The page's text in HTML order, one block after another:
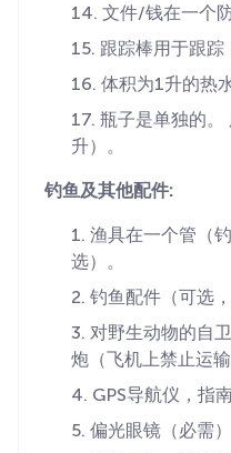
文件/钱在一个
跟踪棒用于跟踪
体积为1升的热
瓶子是单独的
升）。
钓鱼及其他配件:
渔具在一个管（
选）。
钓鱼配件（可选，
对野生动物的自
炮（飞机上禁止运输
GPS导航仪，指
偏光眼镜（必需）